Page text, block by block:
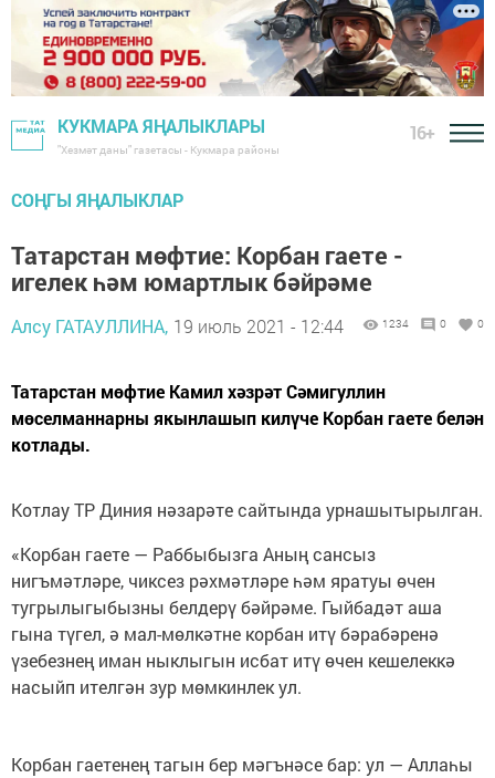
КУКМАРА ЯҢАЛЫКЛАРЫ
"Хезмәт даны" газетасы - Кукмара районы
16+
СОҢГЫ ЯҢАЛЫКЛАР
Татарстан мөфтие: Корбан гаете -
игелек һәм юмартлык бәйрәме
Алсу ГАТАУЛЛИНА, 19 июль 2021 - 12:44 1234 0 0
Татарстан мөфтие Камил хәзрәт Сәмигуллин
мөселманнарны якынлашып килүче Корбан гаете белән
котлады.
Котлау ТР Диния нәзарәте сайтында урнашытырылган.
«Корбан гаете — Раббыбызга Аның сансыз
нигъмәтләре, чиксез рәхмәтләре һәм яратуы өчен
тугрылыгыбызны белдерү бәйрәме. Гыйбадәт аша
гына түгел, ә мал-мөлкәтне корбан итү бәрабәренә
үзебезнең иман ныклыгын исбат итү өчен кешелеккә
насыйп ителгән зур мөмкинлек ул.
Корбан гаетенең тагын бер мәгънәсе бар: ул — Аллаһы